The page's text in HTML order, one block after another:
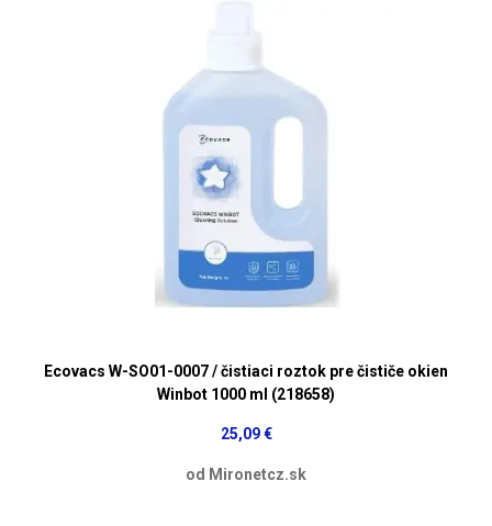
Ecovacs W-SO01-0007 / čistiaci roztok pre čističe okien
Winbot 1000 ml (218658)
25,09 €
od Mironetcz.sk